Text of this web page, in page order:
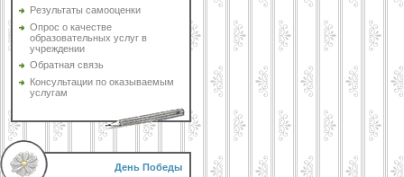
Результаты самооценки
Опрос о качестве
образовательных услуг в
учреждении
Обратная связь
Консультации по оказываемым
услугам
День Победы